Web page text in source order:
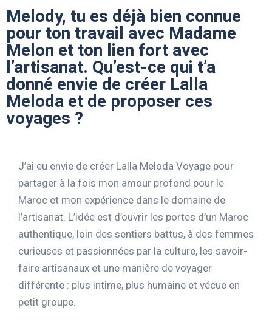
Melody, tu es déjà bien connue
pour ton travail avec Madame
Melon et ton lien fort avec
l’artisanat. Qu’est-ce qui t’a
donné envie de créer Lalla
Meloda et de proposer ces
voyages ?
J’ai eu envie de créer Lalla Meloda Voyage pour
partager à la fois mon amour profond pour le
Maroc et mon expérience dans le domaine de
l’artisanat. L’idée est d’ouvrir les portes d’un Maroc
authentique, loin des sentiers battus, à des femmes
curieuses et passionnées par la culture, les savoir-
faire artisanaux et une manière de voyager
différente : plus intime, plus humaine et vécue en
petit groupe.